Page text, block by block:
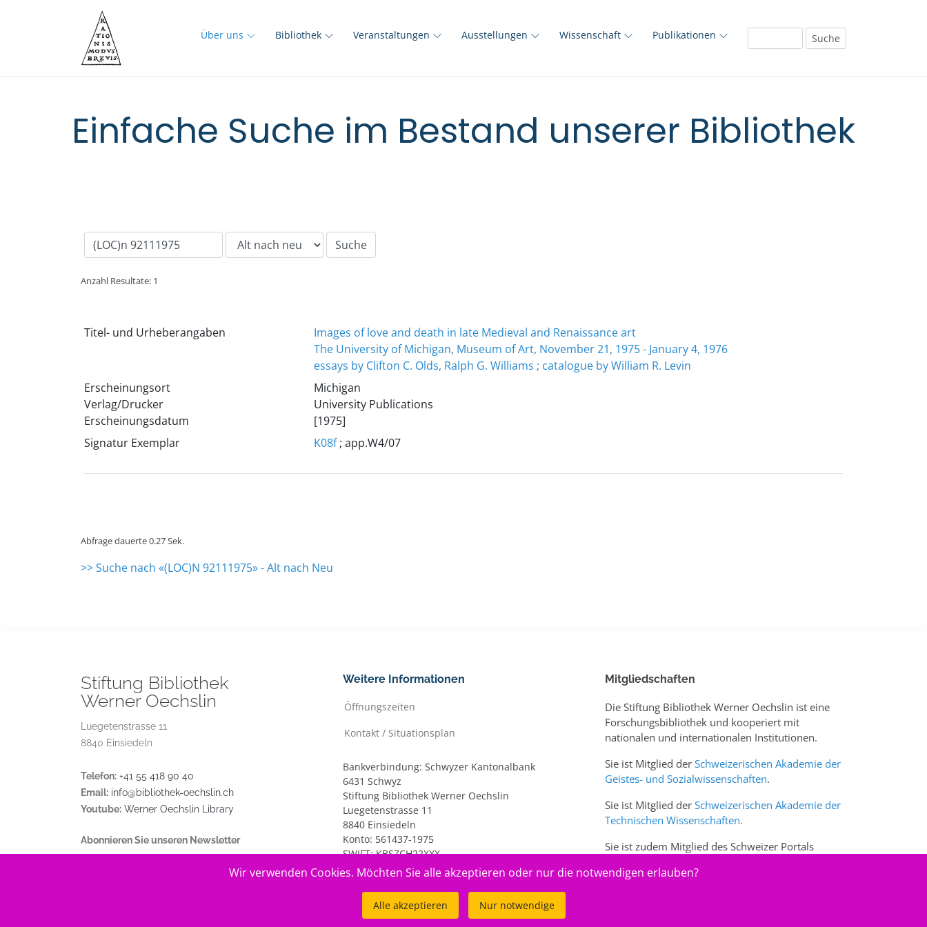
Über uns Bibliothek Veranstaltungen Ausstellungen Wissenschaft Publikationen
Einfache Suche im Bestand unserer Bibliothek
Anzahl Resultate: 1
Titel- und Urheberangaben
Images of love and death in late Medieval and Renaissance art
The University of Michigan, Museum of Art, November 21, 1975 - January 4, 1976
essays by Clifton C. Olds, Ralph G. Williams ; catalogue by William R. Levin
Erscheinungsort
Verlag/Drucker
Erscheinungsdatum
Michigan
University Publications
[1975]
Signatur Exemplar
K08f; app.W4/07
Abfrage dauerte 0.27 Sek.
>> Suche nach «(LOC)N 92111975» - Alt nach Neu
Stiftung Bibliothek
Werner Oechslin
Luegetenstrasse 11
8840 Einsiedeln
Telefon: +41 55 418 90 40
Email: info@bibliothek-oechslin.ch
Youtube: Werner Oechslin Library
Abonnieren Sie unseren Newsletter
Weitere Informationen
Öffnungszeiten
Kontakt / Situationsplan
Bankverbindung: Schwyzer Kantonalbank
6431 Schwyz
Stiftung Bibliothek Werner Oechslin
Luegetenstrasse 11
8840 Einsiedeln
Konto: 561437-1975
SWIFT: KBSZCH22XXX
IBAN: CH20 0077 7005 6143 7197 5
Mitgliedschaften
Die Stiftung Bibliothek Werner Oechslin ist eine
Forschungsbibliothek und kooperiert mit
nationalen und internationalen Institutionen.
Sie ist Mitglied der Schweizerischen Akademie der
Geistes- und Sozialwissenschaften.
Sie ist Mitglied der Schweizerischen Akademie der
Technischen Wissenschaften.
Sie ist zudem Mitglied des Schweizer Portals
Wir verwenden Cookies. Möchten Sie alle akzeptieren oder nur die notwendigen erlauben?
Alle akzeptieren Nur notwendige